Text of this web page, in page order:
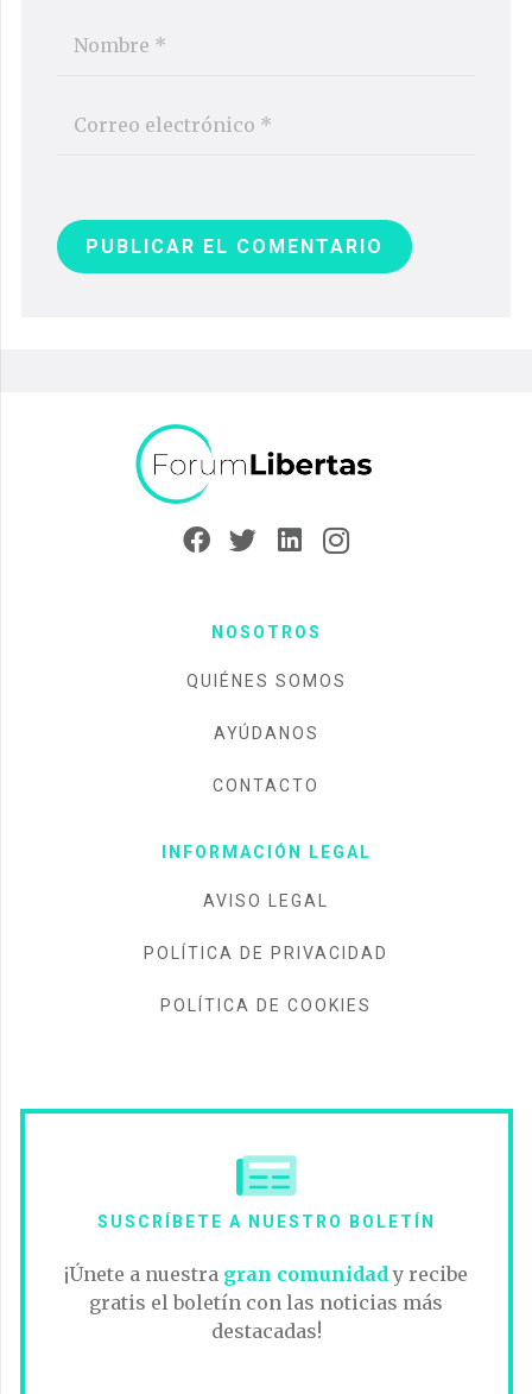
PUBLICAR EL COMENTARIO
NOSOTROS
QUIÉNES SOMOS
AYÚDANOS
CONTACTO
INFORMACIÓN LEGAL
AVISO LEGAL
POLÍTICA DE PRIVACIDAD
POLÍTICA DE COOKIES
SUSCRÍBETE A NUESTRO BOLETÍN
¡Únete a nuestra gran comunidady recibe
gratis el boletín con las noticias más
destacadas!